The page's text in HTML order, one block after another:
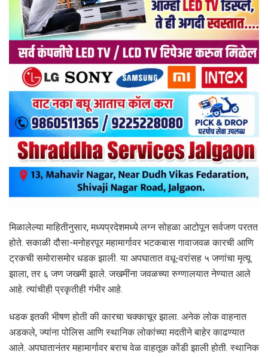
मिळालेल्या माहितीनुसार, मध्यप्रदेशमध्ये लग्न सोहळा आटोपून सर्वजण परतत
होते. सकाळी दौसा-मनोहरपूर महामार्गावर भटकबास गावाजवळ कारची आणि
ट्रकची समोरासमोर धडक झाली. या अपघातात वधू-वरांसह ५ जणांचा मृत्यू
झाला, तर ६ जण जखमी झाले. जखमींना जवळच्या रुग्णालयात नेण्यात आले
आहे. त्यांचीही प्रकृतीही गंभीर आहे.
धडक इतकी भीषण होती की कारचा चक्काचूर झाला. अनेक लोक वाहनात
अडकले, ज्यांना पोलिस आणि स्थानिक लोकांच्या मदतीने बाहेर काढण्यात
आले. अपघातानंतर महामार्गावर बराच वेळ वाहतूक कोंडी झाली होती. स्थानिक